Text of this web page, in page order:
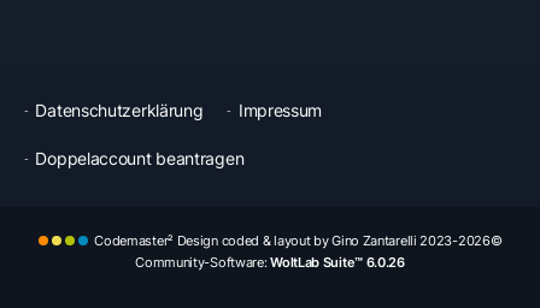
Datenschutzerklärung Impressum
Doppelaccount beantragen
Codemaster² Design coded & layout by Gino Zantarelli 2023-2026©
Community-Software:WoltLab Suite™ 6.0.26